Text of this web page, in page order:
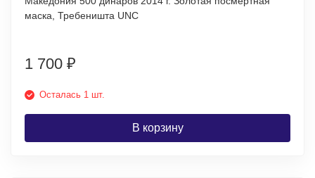
маска, Требеништа UNC
1 700 ₽
Осталась 1 шт.
В корзину